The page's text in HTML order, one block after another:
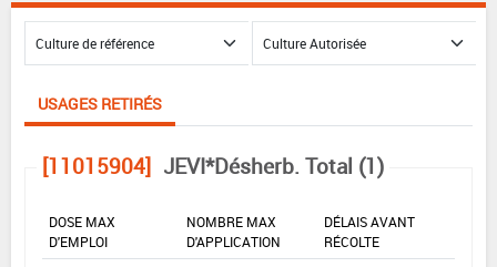
USAGES RETIRÉS
[11015904] JEVI*Désherb. Total (1)
DOSE MAX
D'EMPLOI
NOMBRE MAX
D'APPLICATION
DÉLAIS AVANT
RÉCOLTE